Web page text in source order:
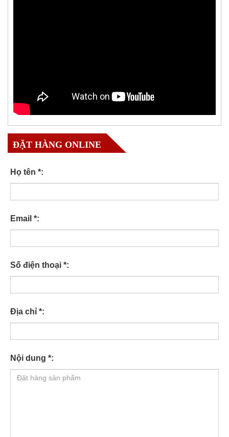
ĐẶT HÀNG ONLINE
Họ tên *:
Email *:
Số điện thoại *:
Địa chỉ *:
Nội dung *: